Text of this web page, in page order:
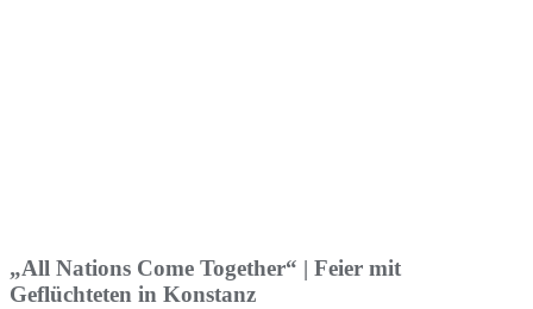
„All Nations Come Together“ | Feier mit
Geflüchteten in Konstanz